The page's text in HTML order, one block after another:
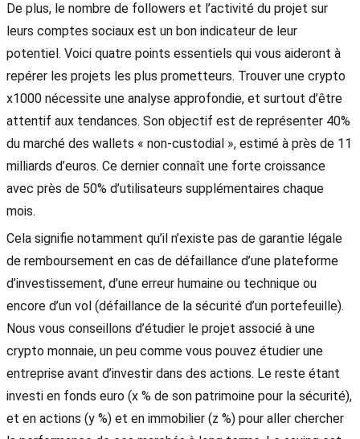
De plus, le nombre de followers et l’activité du projet sur
leurs comptes sociaux est un bon indicateur de leur
potentiel. Voici quatre points essentiels qui vous aideront à
repérer les projets les plus prometteurs. Trouver une crypto
x1000 nécessite une analyse approfondie, et surtout d’être
attentif aux tendances. Son objectif est de représenter 40%
du marché des wallets « non-custodial », estimé à près de 11
milliards d’euros. Ce dernier connaît une forte croissance
avec près de 50% d’utilisateurs supplémentaires chaque
mois.
Cela signifie notamment qu’il n’existe pas de garantie légale
de remboursement en cas de défaillance d’une plateforme
d’investissement, d’une erreur humaine ou technique ou
encore d’un vol (défaillance de la sécurité d’un portefeuille).
Nous vous conseillons d’étudier le projet associé à une
crypto monnaie, un peu comme vous pouvez étudier une
entreprise avant d’investir dans des actions. Le reste étant
investi en fonds euro (x % de son patrimoine pour la sécurité),
et en actions (y %) et en immobilier (z %) pour aller chercher